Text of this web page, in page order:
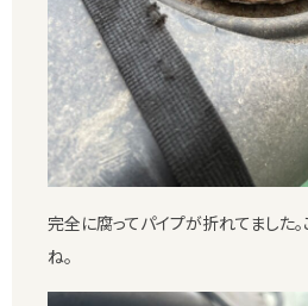
完全に腐ってパイプが折れてました
ね。